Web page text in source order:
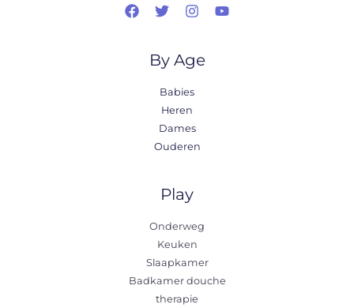
By Age
Babies
Heren
Dames
Ouderen
Play
Onderweg
Keuken
Slaapkamer
Badkamer douche
therapie